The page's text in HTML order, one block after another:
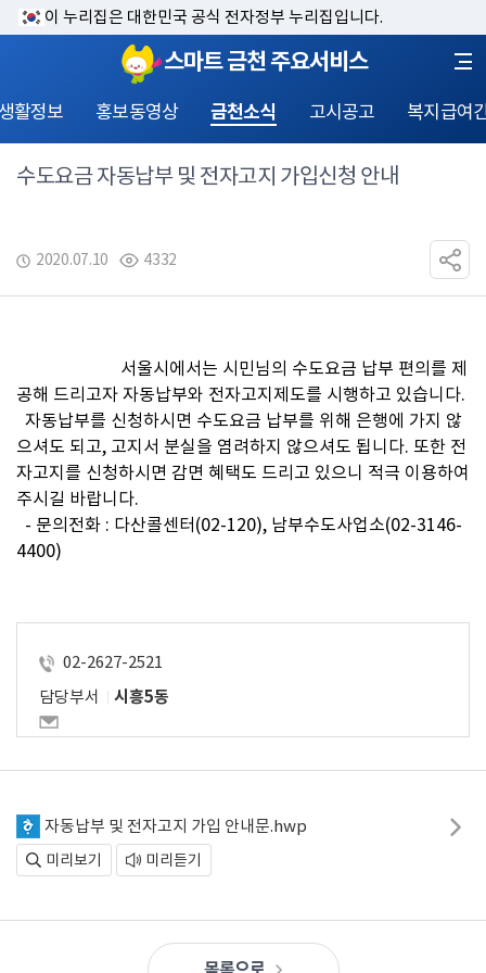
이 누리집은 대한민국 공식 전자정부 누리집입니다.
스마트 금천 주요서비스
활정보 홍보동영상 금천소식 고시공고 복지급여
수도요금 자동납부 및 전자고지 가입신청 안내
2020.07.10 4332
공해 드리고자 자동납부와 전자고지제도를 시행하고 있습니다.
으셔도 되고, 고지서 분실을 염려하지 않으셔도 됩니다. 또한 전
자고지를 신청하시면 감면 혜택도 드리고 있으니 적극 이용하여
주시길 바랍니다.
4400)
02-2627-2521
담당부서
시흥5동
자동납부 및 전자고지 가입 안내문.hwp
미리보기 미리듣기